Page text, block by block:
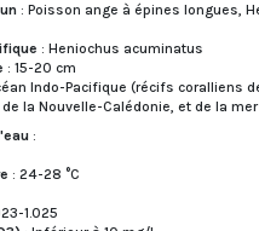
: Poisson ange à épines longues,
: Heniochus acuminatus
: 15-20 cm
Indo-Pacifique (récifs coralliens
la Nouvelle-Calédonie, et de la
:
: 24-28 °C
1.025